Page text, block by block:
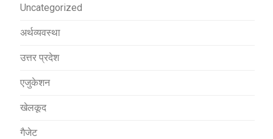
Uncategorized
अर्थव्यवस्था
उत्तर प्रदेश
एजुकेशन
खेलकूद
गैजेट